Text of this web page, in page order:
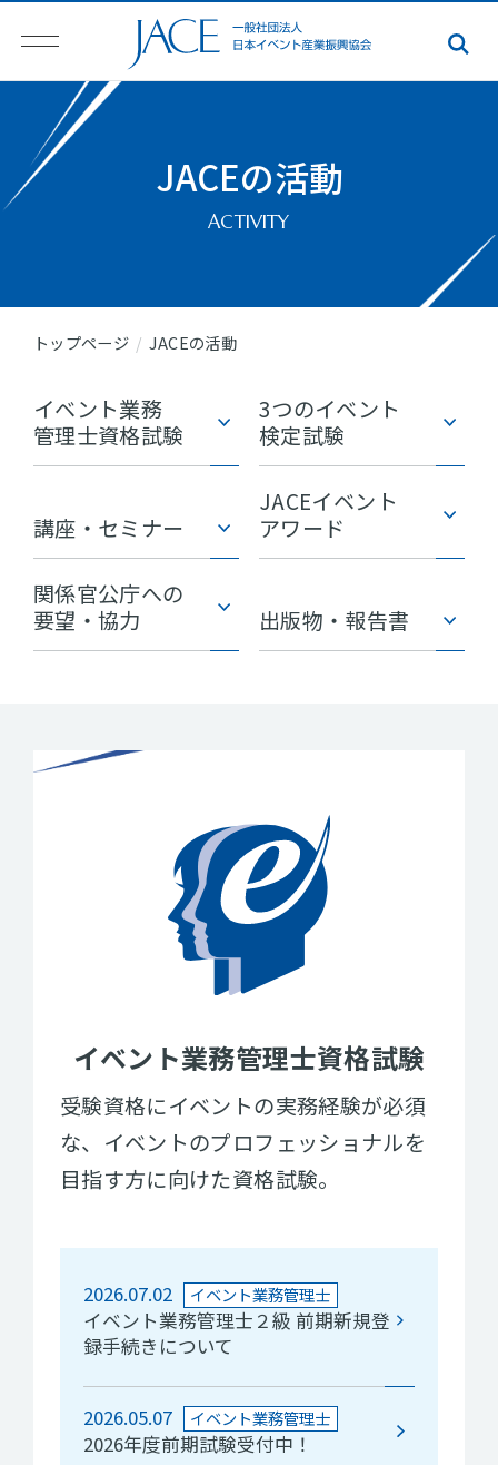
JACEの活動
ACTIVITY
トップページ JACEの活動
イベント業務
管理士資格試験
3つのイベント
検定試験
講座・セミナー
JACEイベント
アワード
関係官公庁への
要望・協力
出版物・報告書
イベント業務管理士資格試験
受験資格にイベントの実務経験が必須
な、イベントのプロフェッショナルを
目指す方に向けた資格試験。
2026.07.02 イベント業務管理士
イベント業務管理士２級 前期新規登
録手続きについて
2026.05.07 イベント業務管理士
2026年度前期試験受付中！